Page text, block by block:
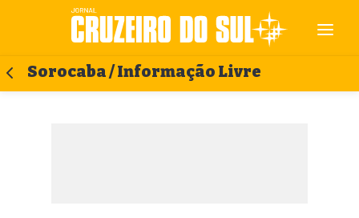
Sorocaba / Informação Livre